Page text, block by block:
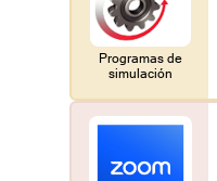
Programas de
simulación